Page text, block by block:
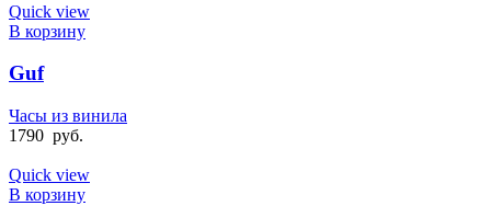
Quick view
В корзину
Guf
Часы из винила
1790 руб.
Quick view
В корзину